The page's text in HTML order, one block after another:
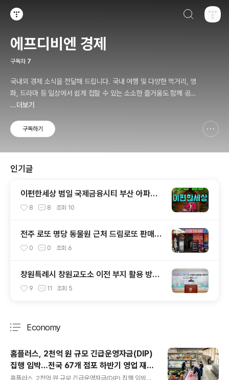
에프디비엔 경제
구독자 7
국내외 경제 소식을 전달해 드립니다. 국내 여행 및 다양한 먹거리, 영
화, 드라마 등 일상에서 쉽게 접할 수 있는 소소한 즐거움도 함께 공유
합니다.
...더보기
구독하기
인기글
이편한세상 범일 국제금융시티 부산 아파트
분양 소식
8 8 조회 10
전주 로또 명당 동물원 근처 드림로또 판매점
1등 이번주는 나야나
0 0 조회 6
창원특례시 창원교도소 이전 부지 활용 방안
모색
9 11 조회 5
Economy
홈플러스, 2천억 원 규모 긴급운영자금(DIP)
집행 임박…전국 67개 점포 하반기 영업 재개
전망
홈플러스, 2천억 원 규모 긴급운영자금(DIP) 집행 임박…